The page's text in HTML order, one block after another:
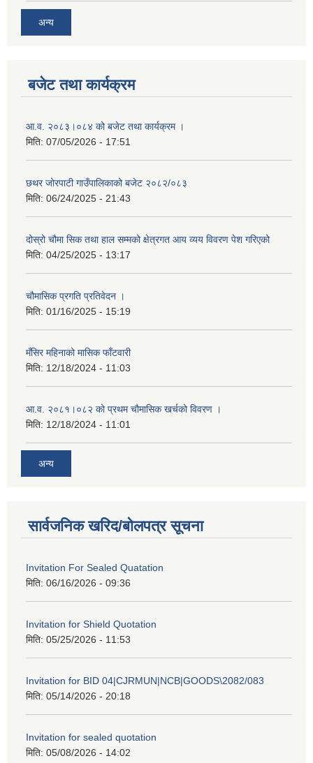
अन्य
बजेट तथा कार्यक्रम
आ.व. २०८३।०८४ को बजेट तथा कार्यक्रम ।
मिति: 07/05/2026 - 17:51
छथर जोरपाटी गाउँपालिकाको बजेट २०८२/०८३
मिति: 06/24/2025 - 21:43
दोस्रो चौमा सिक तथा हाल सम्मको क्षेत्रगत आय व्यय विवरण पेश गरिएको
मिति: 04/25/2025 - 13:17
चौमासिक प्रगति प्रतिवेदन ।
मिति: 01/16/2025 - 15:19
मँसिर महिनाको मासिक फाँटवारी
मिति: 12/18/2024 - 11:03
आ.व. २०८१।०८२ को प्रथम चौमासिक खर्चको विवरण ।
मिति: 12/18/2024 - 11:01
अन्य
सार्वजनिक खरिद/बोलपत्र सूचना
Invitation For Sealed Quatation
मिति: 06/16/2026 - 09:36
Invitation for Shield Quotation
मिति: 05/25/2026 - 11:53
Invitation for BID 04|CJRMUN|NCB|GOODS\2082/083
मिति: 05/14/2026 - 20:18
Invitation for sealed quotation
मिति: 05/08/2026 - 14:02